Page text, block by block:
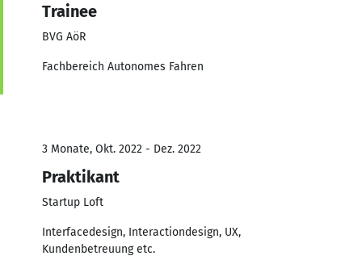
Trainee
BVG AöR
Fachbereich Autonomes Fahren
3 Monate, Okt. 2022 - Dez. 2022
Praktikant
Startup Loft
Interfacedesign, Interactiondesign, UX,
Kundenbetreuung etc.